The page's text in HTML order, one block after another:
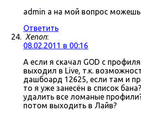
admin а на мой вопрос можешь
Ответить
Xenon:
08.02.2011 в 00:16
А если я скачал GOD с
выходил в Live, т.к.
дашбоард 12625, если там и
то я уже занесён в список
удалить все ломаные
потом выходить в Лайв?